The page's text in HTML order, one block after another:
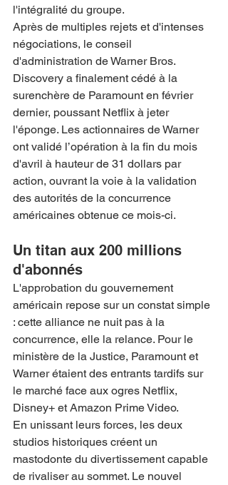
l'intégralité du groupe.
Après de multiples rejets et d'intenses
négociations, le conseil
d'administration de Warner Bros.
Discovery a finalement cédé à la
surenchère de Paramount en février
dernier, poussant Netflix à jeter
l'éponge. Les actionnaires de Warner
ont validé l’opération à la fin du mois
d'avril à hauteur de 31 dollars par
action, ouvrant la voie à la validation
des autorités de la concurrence
américaines obtenue ce mois-ci.
Un titan aux 200 millions
d'abonnés
L'approbation du gouvernement
américain repose sur un constat simple
: cette alliance ne nuit pas à la
concurrence, elle la relance. Pour le
ministère de la Justice, Paramount et
Warner étaient des entrants tardifs sur
le marché face aux ogres Netflix,
Disney+ et Amazon Prime Video.
En unissant leurs forces, les deux
studios historiques créent un
mastodonte du divertissement capable
de rivaliser au sommet. Le nouvel